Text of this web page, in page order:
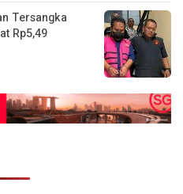
Tersangka
Rp5,49